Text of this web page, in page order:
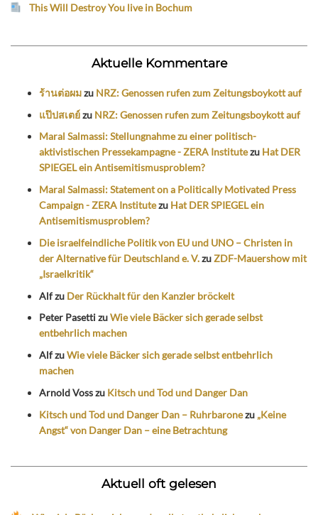
This Will Destroy You live in Bochum
Aktuelle Kommentare
ร้านต่อผมzu NRZ: Genossen rufen zum Zeitungsboykott auf
แป๊ปสเตย์zu NRZ: Genossen rufen zum Zeitungsboykott auf
Maral Salmassi: Stellungnahme zu einer politisch-
aktivistischen Pressekampagne - ZERA Institutezu Hat DER
SPIEGEL ein Antisemitismusproblem?
Maral Salmassi: Statement on a Politically Motivated Press
Campaign - ZERA Institutezu Hat DER SPIEGEL ein
Antisemitismusproblem?
Die israelfeindliche Politik von EU und UNO – Christen in
der Alternative für Deutschland e. V.zuZDF-Mauershow mit
„Israelkritik“
Alfzu Der Rückhalt für den Kanzler bröckelt
Peter PasettizuWie viele Bäcker sich gerade selbst
entbehrlich machen
AlfzuWie viele Bäcker sich gerade selbst entbehrlich
machen
Arnold Vosszu Kitsch und Tod und Danger Dan
Kitsch und Tod und Danger Dan – Ruhrbaronezu „Keine
Angst“ von Danger Dan – eine Betrachtung
Aktuell oft gelesen